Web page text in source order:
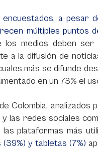
encuestados, a pesar
múltiples puntos
los medios deben
a la difusión de
más se difunde
en un 73% el
Colombia,
las redes sociales
las plataformas más
y tabletas (7%)